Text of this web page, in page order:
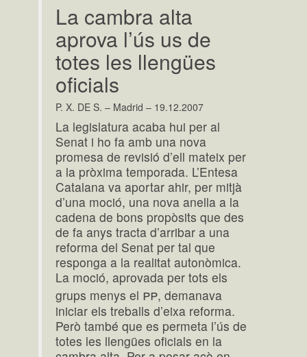
La cambra alta
aprova l’ús us de
totes les llengües
oficials
P. X. DE S. – Madrid – 19.12.2007
La legislatura acaba hui per al
Senat i ho fa amb una nova
promesa de revisió d’ell mateix per
a la pròxima temporada. L’Entesa
Catalana va aportar ahir, per mitjà
d’una moció, una nova anella a la
cadena de bons propòsits que des
de fa anys tracta d’arribar a una
reforma del Senat per tal que
responga a la realitat autonòmica.
La moció, aprovada per tots els
grups menys el pp, demanava
iniciar els treballs d’eixa reforma.
Però també que es permeta l’ús de
totes les llengües oficials en la